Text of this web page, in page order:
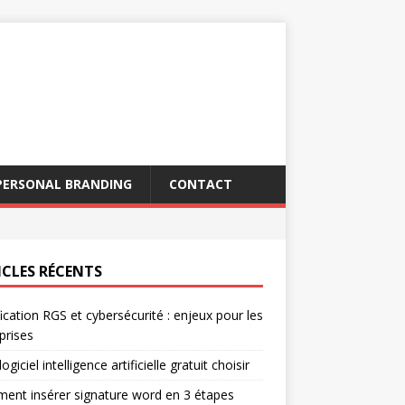
BRANDING CONTACT
RÉCENTS
RGS et cybersécurité : enjeux pour les
intelligence artificielle gratuit choisir
insérer signature word en 3 étapes